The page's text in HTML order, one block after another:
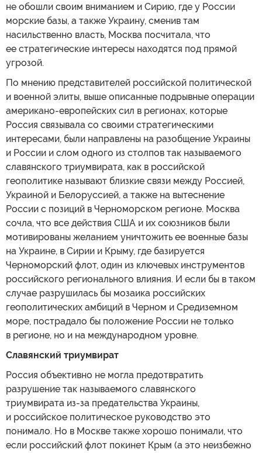
не обошли своим вниманием и Сирию, где у России
морские базы, а также Украину, сменив там
насильственно власть, Москва посчитала, что
ее стратегические интересы находятся под прямой
угрозой.
По мнению представителей российской политической
и военной элиты, выше описанные подрывные операции
американо-европейских сил в регионах, которые
Россия связывала со своими стратегическими
интересами, были направлены на разобщение Украины
и России и слом одного из столпов так называемого
славянского триумвирата, как в российской
геополитике называют близкие связи между Россией,
Украиной и Белоруссией, а также на вытеснение
России с позиций в Черноморском регионе. Москва
сочла, что все действия США и их союзников были
мотивированы желанием уничтожить ее военные базы
на Украине, в Сирии и Крыму, где базируется
Черноморский флот, один из ключевых инструментов
российского регионального влияния. И если бы в таком
случае разрушилась бы мозаика российских
геополитических амбиций в Черном и Средиземном
море, пострадало бы положение России не только
в регионе, но и на международном уровне.
Славянский триумвират
Россия объективно не могла предотвратить
разрушение так называемого славянского
триумвирата из-за предательства Украины,
и российское политическое руководство это
понимало. Но в Москве также хорошо понимали, что
если российский флот покинет Крым (а это неизбежно